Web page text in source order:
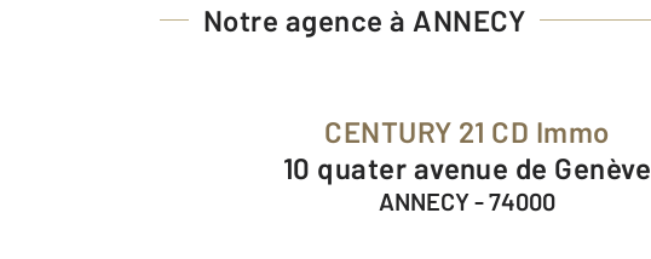
Notre agence à ANNECY
CENTURY 21 CD Immo
10 quater avenue de Genève
ANNECY - 74000